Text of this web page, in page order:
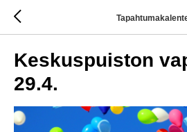
Keskuspuiston
29.4.